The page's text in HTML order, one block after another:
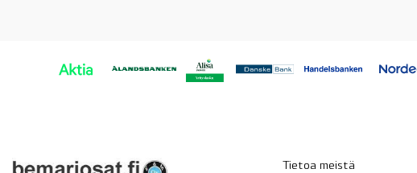
Tietoa meistä